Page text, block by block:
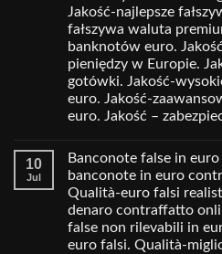
Jakość-najlepsze
fałszywa waluta
banknotów euro.
pieniędzy w Europie.
gotówki. Jakość-
euro. Jakość-
euro. Jakość –
10
Jul
Banconote false in
banconote in euro
Qualità-euro falsi
denaro contraffatto
false non rilevabili in
euro falsi. Qualità-